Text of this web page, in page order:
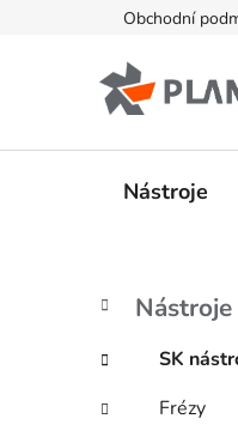
Obchodní
Nástroje
P
s
r
Přeskočit
kategorie
K
a
e
g
o
Nástroje
SK
Frézy